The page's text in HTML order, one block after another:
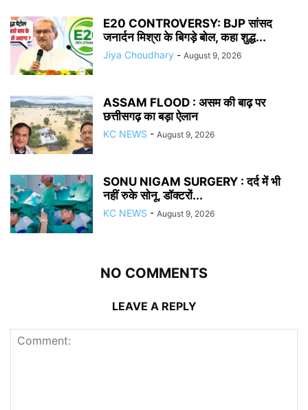
E20 CONTROVERSY: BJP सांसद
जनार्दन मिश्रा के बिगड़े बोल, कहा शुद्ध...
Jiya Choudhary - August 9, 2026
ASSAM FLOOD : असम की बाढ़ पर
छत्तीसगढ़ का बड़ा ऐलान
KC NEWS - August 9, 2026
SONU NIGAM SURGERY : दर्द में भी
नहीं रुके सोनू, डॉक्टरों...
KC NEWS - August 9, 2026
NO COMMENTS
LEAVE A REPLY